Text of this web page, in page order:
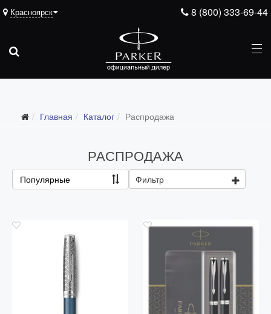
8 (800) 333-69-44
Красноярск
Главная Каталог Распродажа
РАСПРОДАЖА
Популярные Фильтр
Распродажа
Упаковка
Подарочные сертификаты